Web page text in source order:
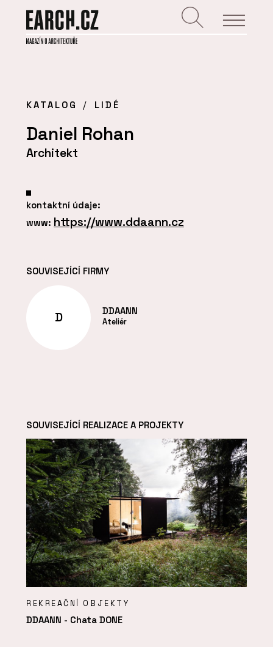
KATALOG LIDÉ
Daniel Rohan
Architekt
kontaktní údaje:
www: https://www.ddaann.cz
SOUVISEJÍCÍ FIRMY
D DDAANN
Ateliér
SOUVISEJÍCÍ REALIZACE A PROJEKTY
REKREAČNÍ OBJEKTY
DDAANN - Chata DONE